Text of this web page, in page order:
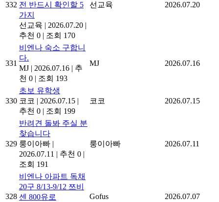
332 전 반드시 확인할 5
가지
선교육 | 2026.07.20 |
추천 0 | 조회 170
선교육 2026.07.20
331
비엔나 숙소 구합니
다.
MJ | 2026.07.16 | 추
천 0 | 조회 193
MJ 2026.07.16
330
초보 유학생
코코 | 2026.07.15 |
추천 0 | 조회 199
코코 2026.07.15
329
반려견 돌봐 주실 분
찾습니다
룽이아빠 |
2026.07.11 | 추천 0 |
조회 191
룽이아빠 2026.07.11
328
비엔나 아파트 독채
20구 8/13-9/12 쯔비
센 800유로
Gofus 2026.07.07